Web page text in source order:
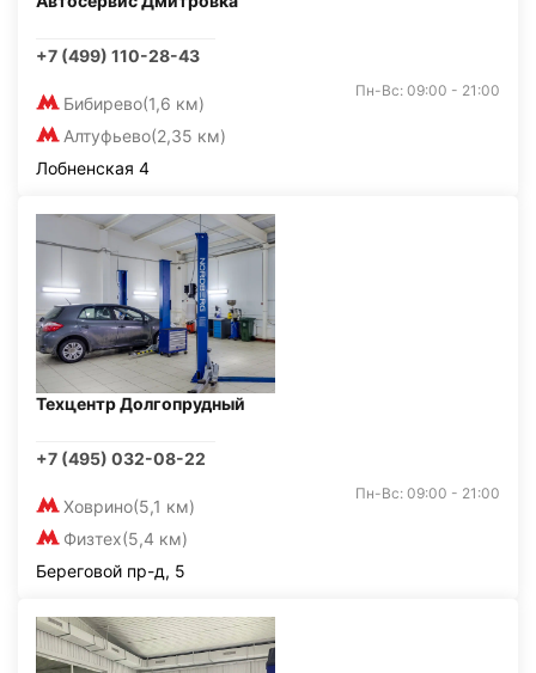
+7 (499) 110-28-43
Бибирево(1,6 км)
Алтуфьево(2,35 км)
Пн-Вс: 09:00 - 21:00
Лобненская 4
Техцентр Долгопрудный
+7 (495) 032-08-22
Ховрино(5,1 км)
Физтех(5,4 км)
Пн-Вс: 09:00 - 21:00
Береговой пр-д, 5